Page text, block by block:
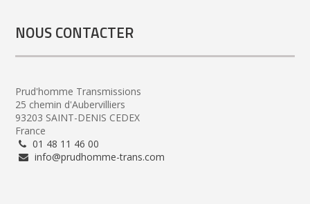
NOUS CONTACTER
Prud'homme Transmissions
25 chemin d'Aubervilliers
93203 SAINT-DENIS CEDEX
France
01 48 11 46 00
info@prudhomme-trans.com